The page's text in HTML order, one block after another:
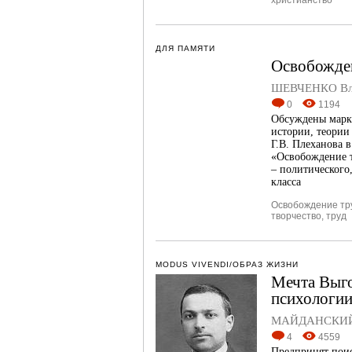
ДЛЯ ПАМЯТИ
ШЕВЧЕНКО
0 1194
Обсуждены
истории,
Г.В. Плеханова
«Освобождение
–
класса
Освобождение
творчество, труд
MODUS VIVENDI/ОБРАЗ ЖИЗНИ
Мечта
психологии
МАЙДАНСКИЙ
4 4559